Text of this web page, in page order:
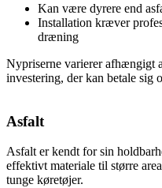
Kan være dyrere end
Installation kræver
dræning
Nypriserne varierer afhængigt
investering, der kan betale sig
Asfalt
Asfalt er kendt for sin
effektivt materiale til større
tunge køretøjer.